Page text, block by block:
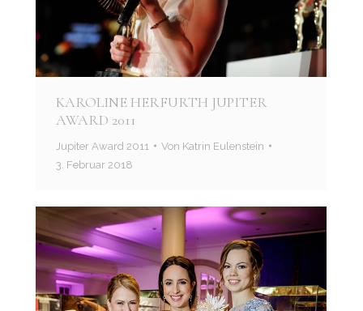
KAROLINE HERFURTH JUPITER
AWARD 2011
Jupiter Award 2011 Von Katrin Eulenstein
3. Februar 2018